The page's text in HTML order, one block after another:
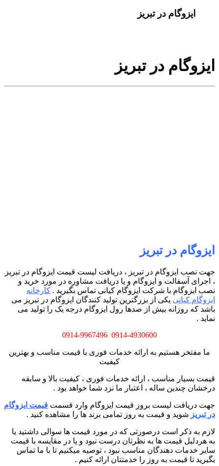
ایزوگام در تبریز
ایزوگام در تبریز
ایزوگام در تبریز
جهت نصب ایزوگام در تبریز ، دریافت لیست قیمت ایزوگام در تبریز
، اجرای آسفالت و ایزوگام و یا دریافت مشاوره در مورد خرید و
نصب ایزوگام با شرکت ایزوگام کیانی تماس بگیرید . کارخانه
ایزوگام کیانی یکی از بزرگترین تولید کنندگان ایزوگام در تبریز می
باشد که روزانه بیش از صدها رول ایزوگام درجه یک را تولید می
نماید .
0914-4930600
0914-9967496
ما مفتخر هستیم به ارائه خدمات فوری با قیمت مناسب و بهترین
کیفیت
قیمت بسیار مناسب ، ارائه خدمات فوری ، کیفیت بالا و سابقه
درخشان چندین ساله ، اعتبار ما نزد شما خواهد بود .
جهت دریافت لیست بروز قیمت ایزوگام وارد قسمت قیمت ایزوگام
در تبریز شوید و قیمت به روز تمامی برند ها را مشاهده کنید .
لازم به ذکر است درصورتی که در مورد قیمت ها سوالی داشتید یا
به هردلیل قیمت ها به نظرتان درست نبود و یا در مقایسه با قیمت
سایر خدمات دهندگان مناسب نبود ، توصیه میکنیم تا با ما تماس
بگیرید تا قیمت به روز را خدمتتان ارائه کنیم .